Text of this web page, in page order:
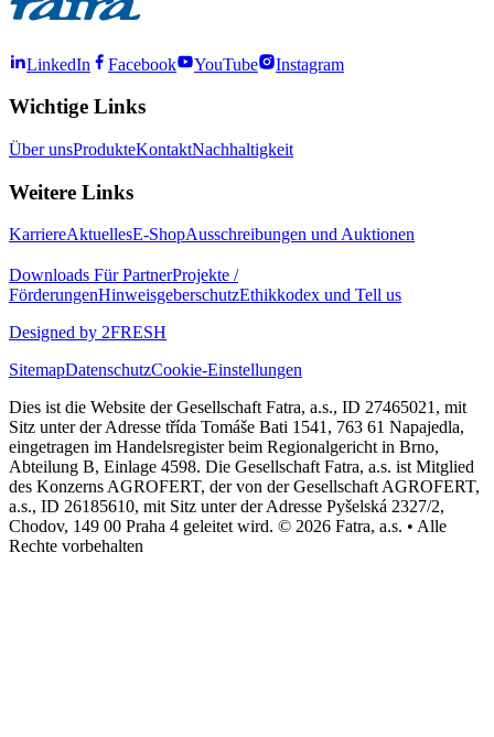
LinkedIn Facebook YouTube Instagram
Wichtige Links
Über unsProdukteKontaktNachhaltigkeit
Weitere Links
KarriereAktuellesE-ShopAusschreibungen und Auktionen
Downloads Für PartnerProjekte /
FörderungenHinweisgeberschutzEthikkodex und Tell us
Designed by 2FRESH
SitemapDatenschutzCookie-Einstellungen
Dies ist die Website der Gesellschaft Fatra, a.s., ID 27465021, mit
Sitz unter der Adresse třída Tomáše Bati 1541, 763 61 Napajedla,
eingetragen im Handelsregister beim Regionalgericht in Brno,
Abteilung B, Einlage 4598. Die Gesellschaft Fatra, a.s. ist Mitglied
des Konzerns AGROFERT, der von der Gesellschaft AGROFERT,
a.s., ID 26185610, mit Sitz unter der Adresse Pyšelská 2327/2,
Chodov, 149 00 Praha 4 geleitet wird. © 2026 Fatra, a.s. • Alle
Rechte vorbehalten